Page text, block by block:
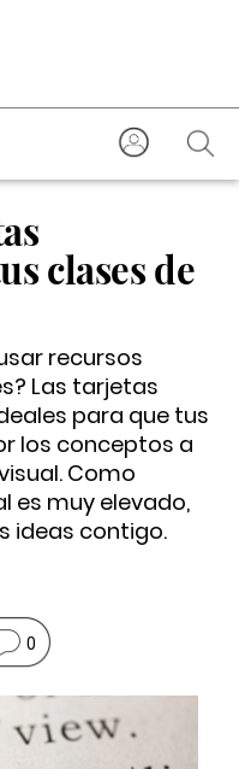
clases de
recursos
Las tarjetas
para que tus
los conceptos a
Como
es muy elevado,
ideas contigo.
0